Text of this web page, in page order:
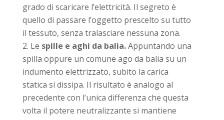
grado di scaricare l’elettricità. Il segreto è
quello di passare l’oggetto prescelto su tutto
il tessuto, senza tralasciare nessuna zona.
Le spille e aghi da balia.Appuntando una
spilla oppure un comune ago da balia su un
indumento elettrizzato, subito la carica
statica si dissipa. Il risultato è analogo al
precedente con l’unica differenza che questa
volta il potere neutralizzante si mantiene